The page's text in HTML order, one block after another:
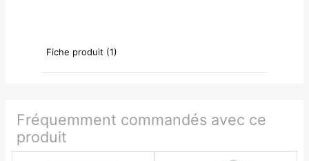
Fiche produit (1)
Fréquemment commandés avec ce
produit